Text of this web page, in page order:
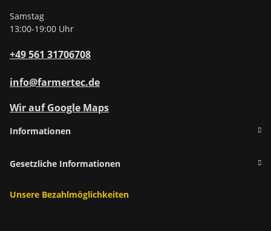
Samstag
13:00-19:00 Uhr
+49 561 31706708
info@farmertec.de
Wir auf Google Maps
Informationen
Gesetzliche Informationen
Unsere Bezahlmöglichkeiten